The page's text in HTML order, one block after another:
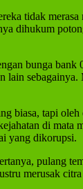
tidak
dihukum
bunga bank
lain
biasa, tapi oleh
di mata
yang dikorupsi.
pulang
merusak